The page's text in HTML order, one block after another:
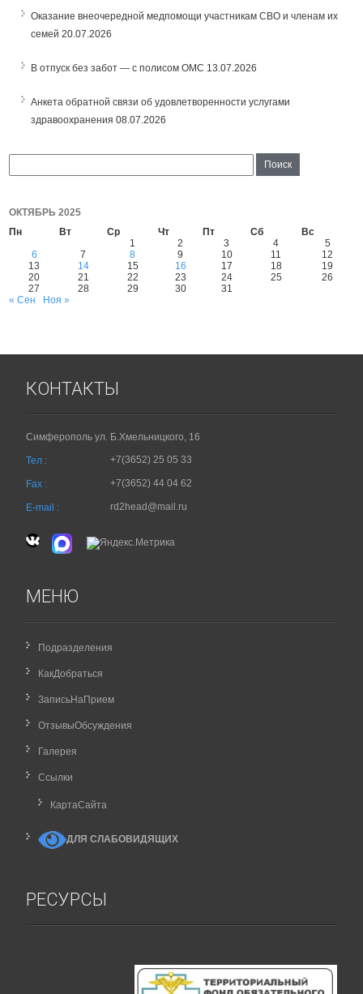
Оказание внеочередной медпомощи участникам СВО и членам их
семей 20.07.2026
В отпуск без забот — с полисом ОМС 13.07.2026
Анкета обратной связи об удовлетворенности услугами
здравоохранения 08.07.2026
ОКТЯБРЬ 2025
Пн
Вт Ср Чт Пт Сб
Вс
1
2 3 4
5
6
7 8 9 10 11
12
13
14 15 16 17 18
19
20
21 22 23 24 25
26
27
28 29 30
31
« Сен
Ноя »
КОНТАКТЫ
Симферополь ул. Б.Хмельницкого, 16
Тел : +7(3652) 25 05 33
Fax : +7(3652) 44 04 62
E-mail : rd2head@mail.ru
МЕНЮ
Подразделения
КакДобраться
ЗаписьНаПрием
ОтзывыОбсуждения
Галерея
Ссылки
КартаCайта
ДЛЯ СЛАБОВИДЯЩИХ
РЕСУРСЫ